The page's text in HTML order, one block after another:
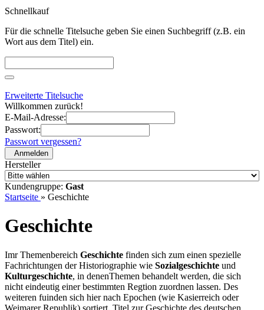
Schnellkauf
Für die schnelle Titelsuche geben Sie einen Suchbegriff (z.B. ein
Wort aus dem Titel) ein.
Erweiterte Titelsuche
Willkommen zurück!
E-Mail-Adresse:
Passwort:
Passwort vergessen?
Anmelden
Hersteller
Kundengruppe: Gast
Startseite » Geschichte
Geschichte
Imr Themenbereich Geschichte finden sich zum einen spezielle
Fachrichtungen der Historiographie wie Sozialgeschichte und
Kulturgeschichte, in denenThemen behandelt werden, die sich
nicht eindeutig einer bestimmten Regtion zuordnen lassen. Des
weiteren fuinden sich hier nach Epochen (wie Kasierreich oder
Weimarer Republik) sortiert, Titel zur Geschichte des deutschen